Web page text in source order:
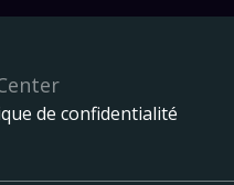
de confidentialité